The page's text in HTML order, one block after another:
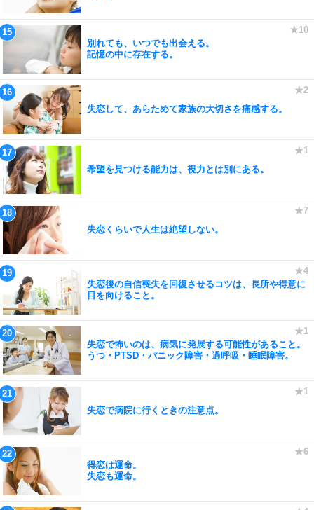
別れても、いつでも出会える。
記憶の中に存在する。
失恋して、あらためて家族の大切さを痛感する。
希望を見つける能力は、視力とは別にある。
失恋くらいで人生は絶望しない。
失恋後の自信喪失を回復させるコツは、長所や得意に
目を向けること。
失恋で怖いのは、病気に発展する可能性があること。
うつ・PTSD・パニック障害・過呼吸・睡眠障害。
失恋で病院に行くときの注意点。
得恋は運命。
失恋も運命。